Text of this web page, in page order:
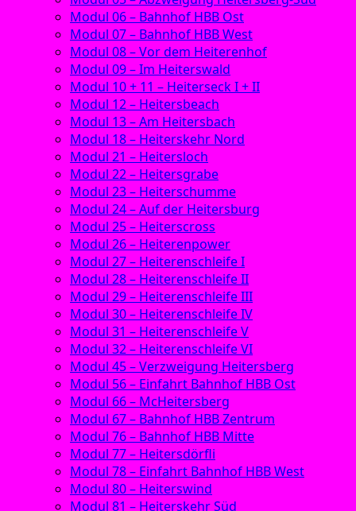
Modul 06 – Bahnhof HBB Ost
Modul 07 – Bahnhof HBB West
Modul 08 – Vor dem Heiterenhof
Modul 09 – Im Heiterswald
Modul 10 + 11 – Heiterseck I + II
Modul 12 – Heitersbeach
Modul 13 – Am Heitersbach
Modul 18 – Heiterskehr Nord
Modul 21 – Heitersloch
Modul 22 – Heitersgrabe
Modul 23 – Heiterschumme
Modul 24 – Auf der Heitersburg
Modul 25 – Heiterscross
Modul 26 – Heiterenpower
Modul 27 – Heiterenschleife I
Modul 28 – Heiterenschleife II
Modul 29 – Heiterenschleife III
Modul 30 – Heiterenschleife IV
Modul 31 – Heiterenschleife V
Modul 32 – Heiterenschleife VI
Modul 45 – Verzweigung Heitersberg
Modul 56 – Einfahrt Bahnhof HBB Ost
Modul 66 – McHeitersberg
Modul 67 – Bahnhof HBB Zentrum
Modul 76 – Bahnhof HBB Mitte
Modul 77 – Heitersdörfli
Modul 78 – Einfahrt Bahnhof HBB West
Modul 80 – Heiterswind
Modul 81 – Heiterskehr Süd